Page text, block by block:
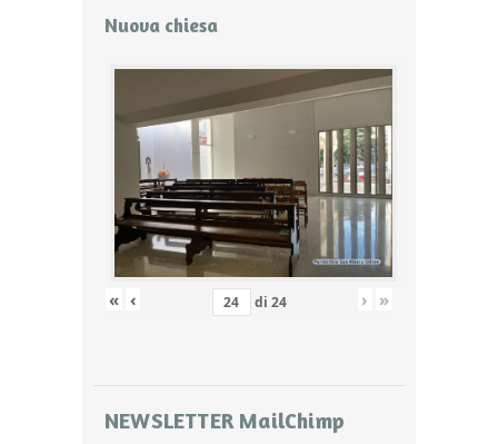
Nuova chiesa
« ‹ di 24 › »
NEWSLETTER MailChimp